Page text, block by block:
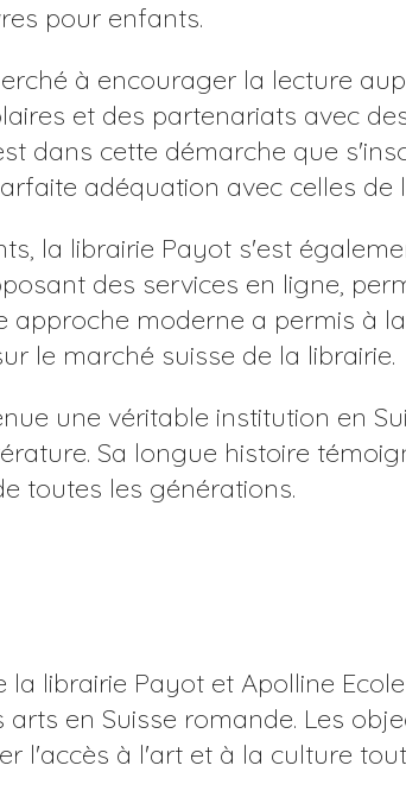
pour enfants.
à encourager la lecture
et des partenariats avec
dans cette démarche que
adéquation avec celles de
la librairie Payot s'est
des services en ligne,
approche moderne a permis à
le marché suisse de la librairie.
une véritable institution en
Sa longue histoire
toutes les générations.
librairie Payot et Apolline
en Suisse romande. Les
l'accès à l'art et à la culture